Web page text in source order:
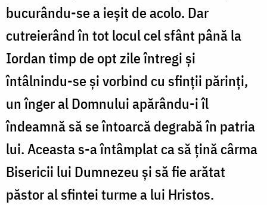
bucurându-se a ieșit de acolo. Dar
cutreierând în tot locul cel sfânt până la
Iordan timp de opt zile întregi și
întâlnindu-se și vorbind cu sfinții părinți,
un înger al Domnului apărându-i îl
îndeamnă să se întoarcă degrabă în patria
lui. Aceasta s-a întâmplat ca să țină cârma
Bisericii lui Dumnezeu și să fie arătat
păstor al sfintei turme a lui Hristos.